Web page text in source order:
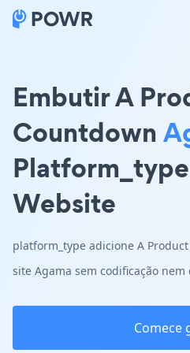
Embutir A
Countdown
Website
platform_type adicione A
site Agama sem codificação nem
Comece